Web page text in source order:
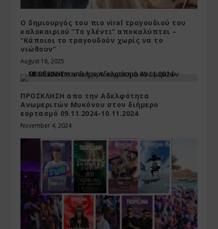
O δημιουργός του πιο viral τραγουδιού του
καλοκαιριού “Το γλέντι” αποκαλύπτει –
“Κάποιοι το τραγουδούν χωρίς να το
νιώθουν”
August 18, 2025
ΠΡΟΣΚΛΗΣΗ απο την Αδελφότητα
Ανωμεριτών Μυκόνου στον διήμερο
εορτασμό 09.11.2024-10.11.2024
November 4, 2024